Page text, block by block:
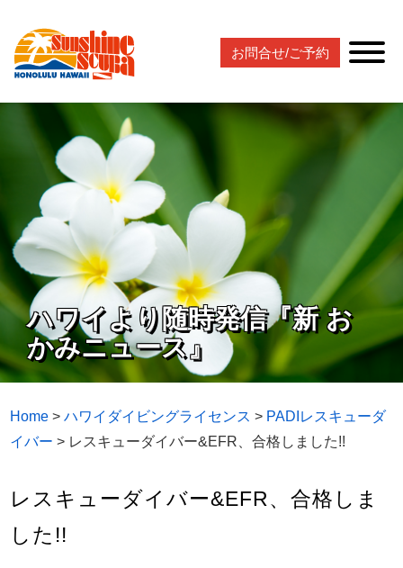
お問合せ/ご予約
ハワイより随時発信『新 お
かみニュース』
Home >ハワイダイビングライセンス > PADIレスキューダ
イバー > レスキューダイバー&EFR、合格しました!!
レスキューダイバー&EFR、合格しま
した!!